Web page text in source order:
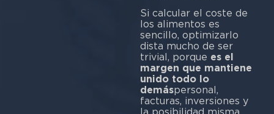
Si calcular el coste de
los alimentos es
sencillo, optimizarlo
dista mucho de ser
trivial, porque es el
margen que mantiene
unido todo lo
demáspersonal,
facturas, inversiones y